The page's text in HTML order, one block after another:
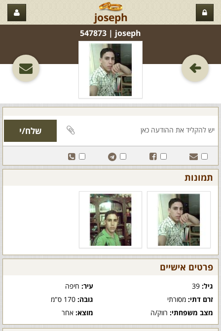
joseph
joseph‏ | 547873
תמונות
פרטים אישיים
גיל: עיר:חיפה
זרם דתי: מסורתי גובה:170 ס"מ
מצב משפחתי: רווק/ה מוצא:אחר